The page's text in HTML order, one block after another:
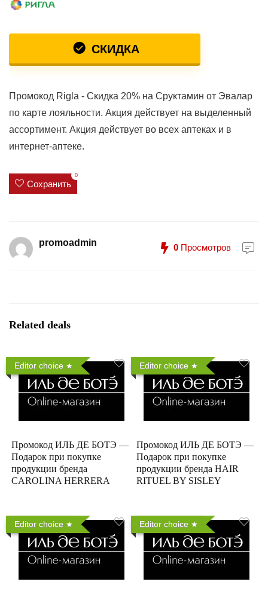
СКИДКА
Промокод Rigla - Скидка 20% на Сруктамин от Эвалар
по карте лояльности. Акция действует на выделенный
ассортимент. Акция действует во всех аптеках и в
интернет-аптеке.
Сохранить
0
promoadmin 0 Просмотров
Related deals
Editor choice
Промокод ИЛЬ ДЕ БОТЭ —
Подарок при покупке
продукции бренда
CAROLINA HERRERA
Editor choice
Промокод ИЛЬ ДЕ БОТЭ —
Подарок при покупке
продукции бренда HAIR
RITUEL BY SISLEY
Editor choice Editor choice